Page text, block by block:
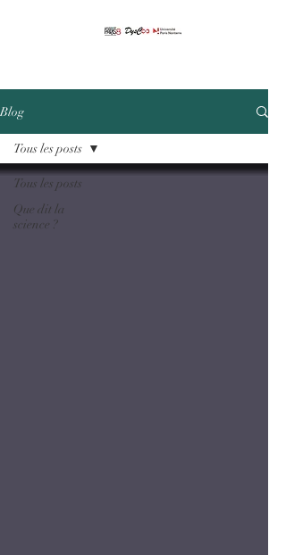
Blog
Tous les posts
Que dit la
science ?
Tous les posts